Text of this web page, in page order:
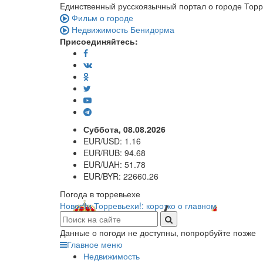
Eдинственный русскоязычный портал о городе
Фильм о городе
Недвижимость Бенидорма
Присоединяйтесь:
Суббота, 08.08.2026
EUR/USD: 1.16
EUR/RUB: 94.68
EUR/UAH: 51.78
EUR/BYR: 22660.26
Погода в торревьехе
Новости Торревьехи!: коротко о главном
Данные о погоди не доступны, попрорбуйте позже
Главное меню
Недвижимость